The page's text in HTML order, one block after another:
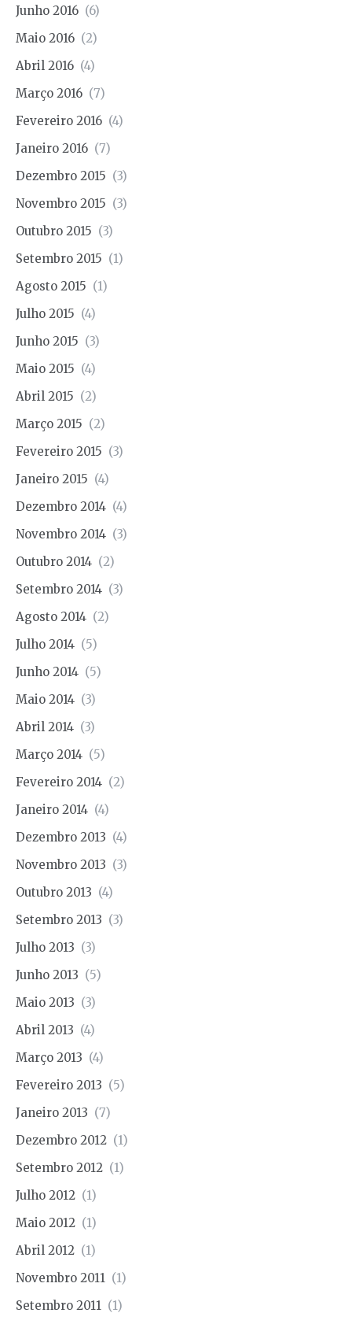
Junho 2016 (6)
Maio 2016 (2)
Abril 2016 (4)
Março 2016 (7)
Fevereiro 2016 (4)
Janeiro 2016 (7)
Dezembro 2015 (3)
Novembro 2015 (3)
Outubro 2015 (3)
Setembro 2015 (1)
Agosto 2015 (1)
Julho 2015 (4)
Junho 2015 (3)
Maio 2015 (4)
Abril 2015 (2)
Março 2015 (2)
Fevereiro 2015 (3)
Janeiro 2015 (4)
Dezembro 2014 (4)
Novembro 2014 (3)
Outubro 2014 (2)
Setembro 2014 (3)
Agosto 2014 (2)
Julho 2014 (5)
Junho 2014 (5)
Maio 2014 (3)
Abril 2014 (3)
Março 2014 (5)
Fevereiro 2014 (2)
Janeiro 2014 (4)
Dezembro 2013 (4)
Novembro 2013 (3)
Outubro 2013 (4)
Setembro 2013 (3)
Julho 2013 (3)
Junho 2013 (5)
Maio 2013 (3)
Abril 2013 (4)
Março 2013 (4)
Fevereiro 2013 (5)
Janeiro 2013 (7)
Dezembro 2012 (1)
Setembro 2012 (1)
Julho 2012 (1)
Maio 2012 (1)
Abril 2012 (1)
Novembro 2011 (1)
Setembro 2011 (1)